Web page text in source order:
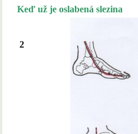
Keď už je oslabená slezina
2